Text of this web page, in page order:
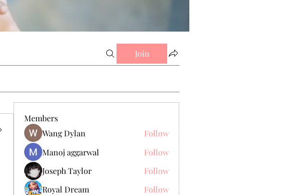
Join
Members
Wang Dylan
Follow
Manoj aggarwal
Follow
Joseph Taylor
Follow
Royal Dream
Follow